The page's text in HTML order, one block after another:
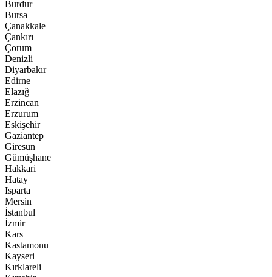
Burdur
Bursa
Çanakkale
Çankırı
Çorum
Denizli
Diyarbakır
Edirne
Elazığ
Erzincan
Erzurum
Eskişehir
Gaziantep
Giresun
Gümüşhane
Hakkari
Hatay
Isparta
Mersin
İstanbul
İzmir
Kars
Kastamonu
Kayseri
Kırklareli